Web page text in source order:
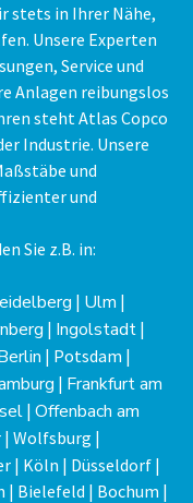
stets in Ihrer Nähe,
Unsere Experten
Service und
Anlagen reibungslos
steht Atlas Copco
Industrie. Unsere
und
und
Sie z.B. in:
| Ulm |
| Ingolstadt |
| Potsdam |
| Frankfurt am
| Offenbach am
| Wolfsburg |
| Köln | Düsseldorf |
| Bielefeld | Bochum |